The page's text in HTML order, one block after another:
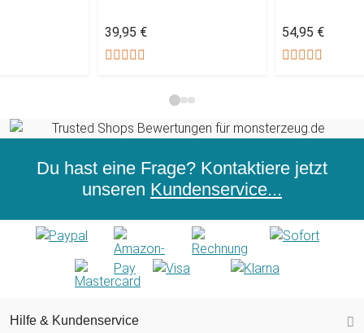
39,95 € 54,95 €
Du hast eine Frage? Kontaktiere jetzt
unseren Kundenservice...
Hilfe & Kundenservice